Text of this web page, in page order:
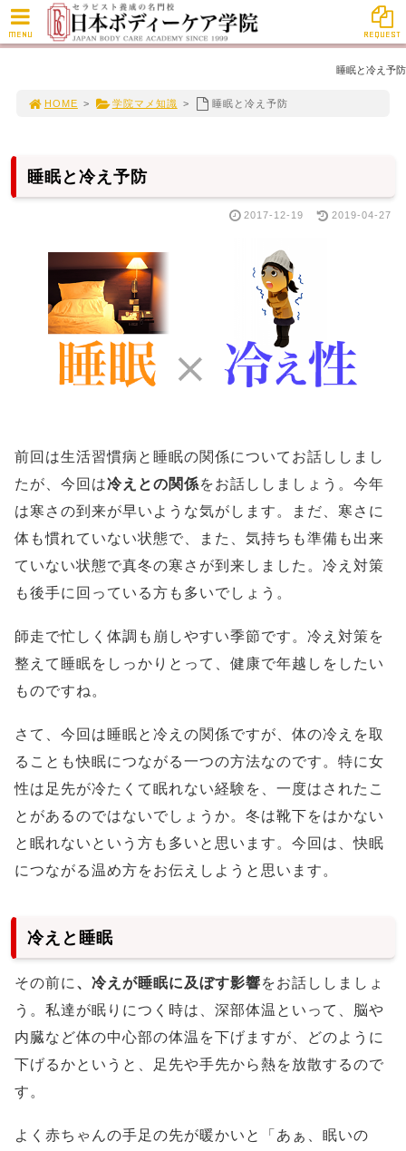
睡眠と冷え予防
HOME > 学院マメ知識 > 睡眠と冷え予防
睡眠と冷え予防
2017-12-19 2019-04-27
前回は生活習慣病と睡眠の関係についてお話ししまし
たが、今回は冷えとの関係をお話ししましょう。今年
は寒さの到来が早いような気がします。まだ、寒さに
体も慣れていない状態で、また、気持ちも準備も出来
ていない状態で真冬の寒さが到来しました。冷え対策
も後手に回っている方も多いでしょう。
師走で忙しく体調も崩しやすい季節です。冷え対策を
整えて睡眠をしっかりとって、健康で年越しをしたい
ものですね。
さて、今回は睡眠と冷えの関係ですが、体の冷えを取
ることも快眠につながる一つの方法なのです。特に女
性は足先が冷たくて眠れない経験を、一度はされたこ
とがあるのではないでしょうか。冬は靴下をはかない
と眠れないという方も多いと思います。今回は、快眠
につながる温め方をお伝えしようと思います。
冷えと睡眠
その前に 、冷えが睡眠に及ぼす影響をお話ししましょ
う。私達が眠りにつく時は、深部体温といって、脳や
内臓など体の中心部の体温を下げますが、どのように
下げるかというと、足先や手先から熱を放散するので
す。
よく赤ちゃんの手足の先が暖かいと「あぁ、眠いの
MENU REQUEST